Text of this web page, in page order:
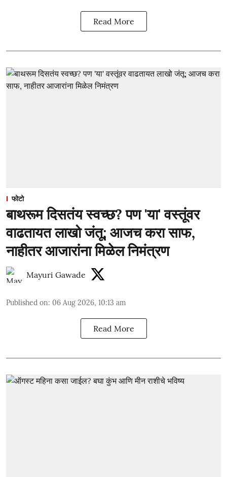
Read More
फोटो
बाथरूम दिसतंय स्वच्छ? पण 'या' वस्तूंवर
वाढतायत लाखो जंतू; आजच करा साफ,
नाहीतर आजारांना मिळेल निमंत्रण
Mayuri Gawade
Published on: 06 Aug 2026, 10:13 am
Read More